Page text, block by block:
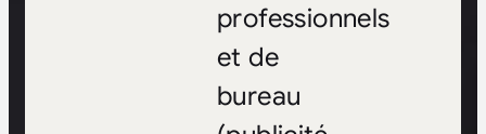
professionnels
et de
bureau